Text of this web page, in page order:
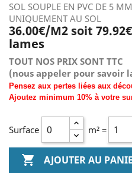
SOL SOUPLE EN PVC DE 5
UNIQUEMENT AU SOL
36.00€/M2 soit 79.92
lames
TOUT NOS PRIX SONT TTC
(nous appeler pour savoir
Pensez aux pertes liées aux
Ajoutez minimum 10% à votre
Surface m² =
 AJOUTER AU